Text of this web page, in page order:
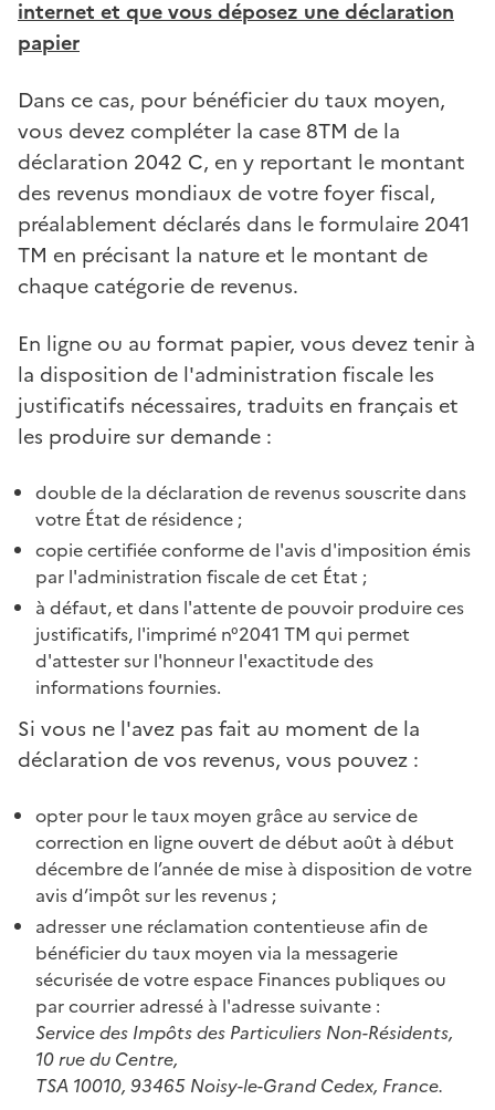
internet et que vous déposez une déclaration
papier
Dans ce cas, pour bénéficier du taux moyen,
vous devez compléter la case 8TM de la
déclaration 2042 C, en y reportant le montant
des revenus mondiaux de votre foyer fiscal,
préalablement déclarés dans le formulaire 2041
TM en précisant la nature et le montant de
chaque catégorie de revenus.
En ligne ou au format papier, vous devez tenir à
la disposition de l'administration fiscale les
justificatifs nécessaires, traduits en français et
les produire sur demande :
double de la déclaration de revenus souscrite dans
votre État de résidence ;
copie certifiée conforme de l'avis d'imposition émis
par l'administration fiscale de cet État ;
à défaut, et dans l'attente de pouvoir produire ces
justificatifs, l'imprimé n°2041 TM qui permet
d'attester sur l'honneur l'exactitude des
informations fournies.
Si vous ne l'avez pas fait au moment de la
déclaration de vos revenus, vous pouvez :
opter pour le taux moyen grâce au service de
correction en ligne ouvert de début août à début
décembre de l’année de mise à disposition de votre
avis d’impôt sur les revenus ;
adresser une réclamation contentieuse afin de
bénéficier du taux moyen via la messagerie
sécurisée de votre espace Finances publiques ou
par courrier adressé à l'adresse suivante :
Service des Impôts des Particuliers Non-Résidents,
10 rue du Centre,
TSA 10010, 93465 Noisy-le-Grand Cedex, France.